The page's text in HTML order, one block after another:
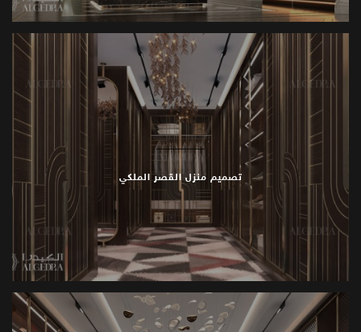
تصميم منزل القصر الملكي